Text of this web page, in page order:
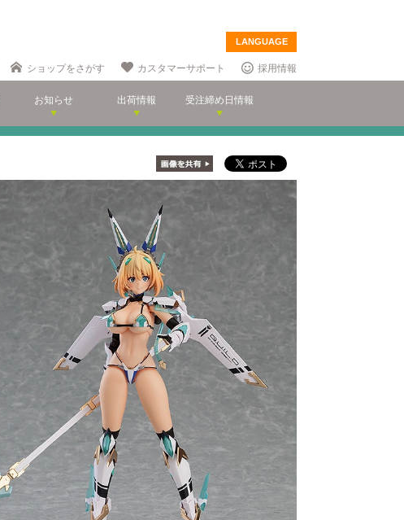
LANGUAGE
ショップをさがす カスタマーサポート 採用情報
お知らせ 出荷情報 受注締め日情報